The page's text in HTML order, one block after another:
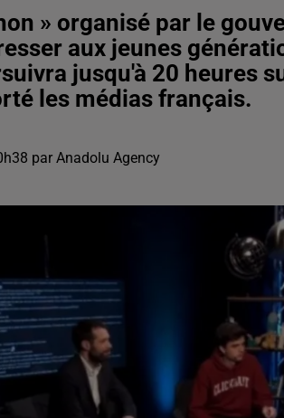
» organisé par le
aux jeunes
jusqu'à 20 heures
les médias français.
par Anadolu Agency